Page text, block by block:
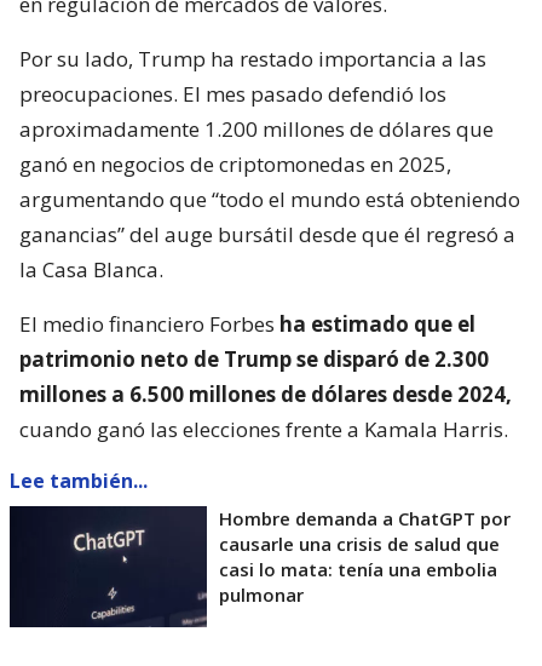
Por su lado, Trump ha restado importancia a las
preocupaciones. El mes pasado defendió los
aproximadamente 1.200 millones de dólares que
ganó en negocios de criptomonedas en 2025,
argumentando que “todo el mundo está obteniendo
ganancias” del auge bursátil desde que él regresó a
la Casa Blanca.
El medio financiero Forbes ha estimado que el
patrimonio neto de Trump se disparó de 2.300
millones a 6.500 millones de dólares desde 2024,
cuando ganó las elecciones frente a Kamala Harris.
Lee también...
Hombre demanda a ChatGPT por
causarle una crisis de salud que
casi lo mata: tenía una embolia
pulmonar